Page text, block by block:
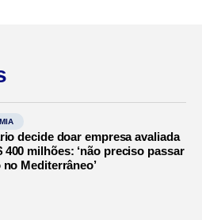
decide doar empresa avaliada
400 milhões: ‘não preciso passar
no Mediterrâneo’